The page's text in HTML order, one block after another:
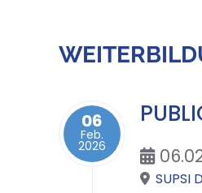
06
Feb.
2026
SUPSI